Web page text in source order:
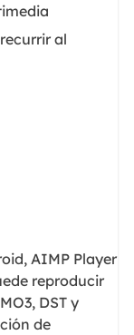
al
AIMP Player
reproducir
DST y
de